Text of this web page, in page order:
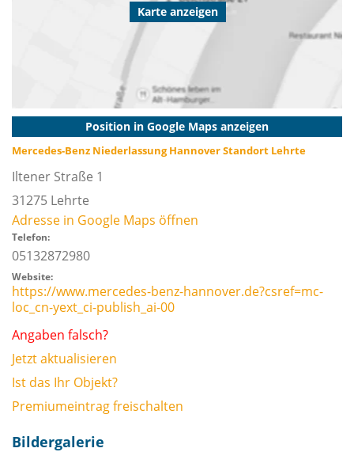
Karte anzeigen
Position in Google Maps anzeigen
Mercedes-Benz Niederlassung Hannover Standort Lehrte
Iltener Straße 1
31275 Lehrte
Adresse in Google Maps öffnen
Telefon:
05132872980
Website:
https://www.mercedes-benz-hannover.de?csref=mc-
loc_cn-yext_ci-publish_ai-00
Angaben falsch?
Jetzt aktualisieren
Ist das Ihr Objekt?
Premiumeintrag freischalten
Bildergalerie